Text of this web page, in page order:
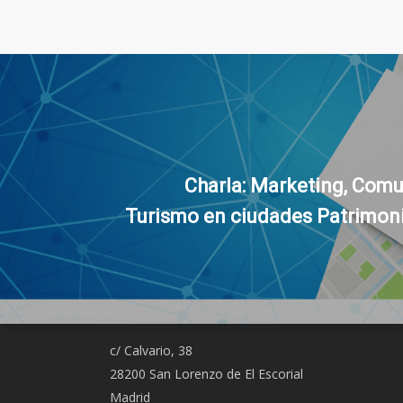
Charla: Marketing,
Turismo en ciudades
c/ Calvario, 38
28200 San Lorenzo de El Escorial
Madrid